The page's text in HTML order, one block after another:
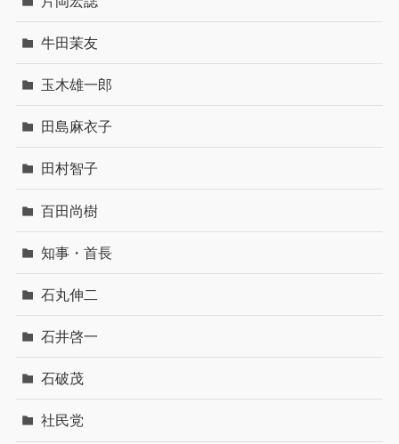
牛田茉友
玉木雄一郎
田島麻衣子
田村智子
百田尚樹
知事・首長
石丸伸二
石井啓一
石破茂
社民党